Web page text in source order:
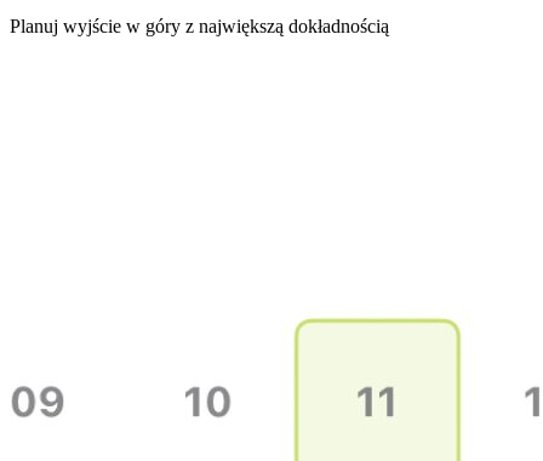
Planuj wyjście w góry z największą dokładnością